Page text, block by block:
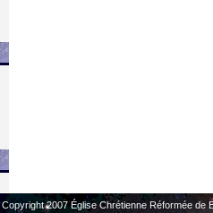
Copyright 2007 Église Chrétienne Réformée de